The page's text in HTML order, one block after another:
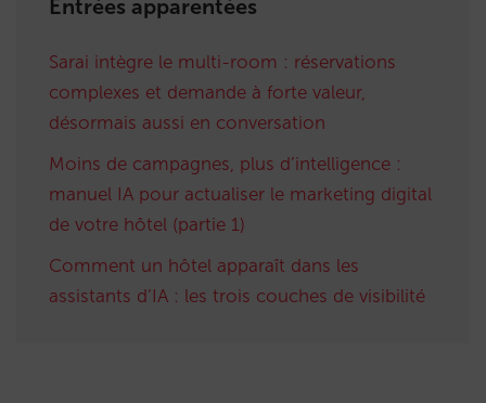
Entrées apparentées
Sarai intègre le multi-room : réservations
complexes et demande à forte valeur,
désormais aussi en conversation
Moins de campagnes, plus d’intelligence :
manuel IA pour actualiser le marketing digital
de votre hôtel (partie 1)
Comment un hôtel apparaît dans les
assistants d’IA : les trois couches de visibilité